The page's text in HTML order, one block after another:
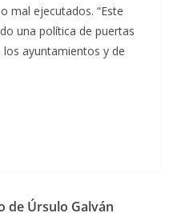
mal ejecutados. “Este
una política de puertas
ayuntamientos y de
de Úrsulo Galván